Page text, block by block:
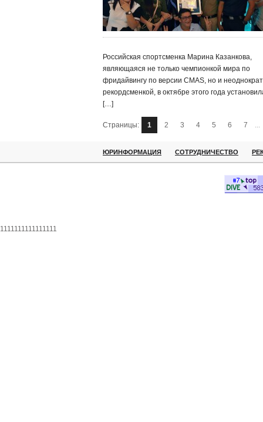
Российская спортсменка Марина Казанкова,
являющаяся не только чемпионкой мира по
фридайвингу по версии CMAS, но и
рекордсменкой, в октябре этого года
[…]
Страницы: 1 2 3 4 5 6 7 ...
ЮРИНФОРМАЦИЯ СОТРУДНИЧЕСТВО
1111111111111111